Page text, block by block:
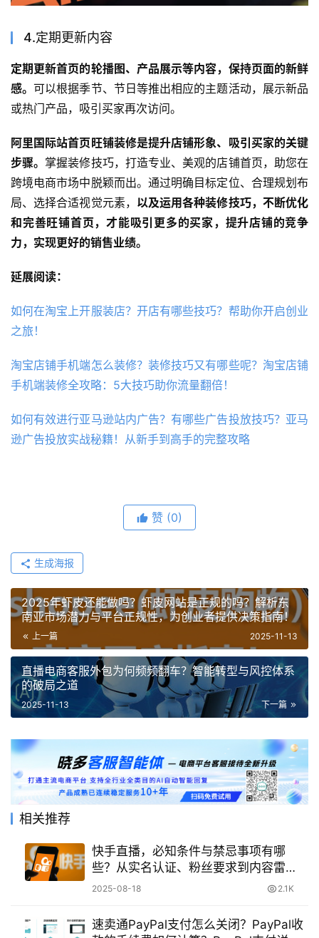
4.定期更新内容
定期更新首页的轮播图、产品展示等内容，保持页面的新鲜
感。可以根据季节、节日等推出相应的主题活动，展示新品
或热门产品，吸引买家再次访问。
阿里国际站首页旺铺装修是提升店铺形象、吸引买家的关键
步骤。 掌握装修技巧，打造专业、美观的店铺首页，助您在
跨境电商市场中脱颖而出。通过明确目标定位、合理规划布
局、选择合适视觉元素， 以及运用各种装修技巧，不断优化
和完善旺铺首页，才能吸引更多的买家，提升店铺的竞争
力，实现更好的销售业绩。
延展阅读：
如何在淘宝上开服装店？开店有哪些技巧？帮助你开启创业
之旅！
淘宝店铺手机端怎么装修？装修技巧又有哪些呢？淘宝店铺
手机端装修全攻略：5大技巧助你流量翻倍！
如何有效进行亚马逊站内广告？有哪些广告投放技巧？亚马
逊广告投放实战秘籍！从新手到高手的完整攻略
赞 (0)
生成海报
2025年虾皮还能做吗？虾皮网站是正规的吗？解析东
南亚市场潜力与平台正规性，为创业者提供决策指南！
上一篇 2025-11-13
直播电商客服外包为何频频翻车？智能转型与风控体系
的破局之道
下一篇
2025-11-13
相关推荐
快手直播，必知条件与禁忌事项有哪
些？从实名认证、粉丝要求到内容雷
区，一份超全避坑指南！
2025-08-18 2.1K
速卖通PayPal支付怎么关闭？PayPal收